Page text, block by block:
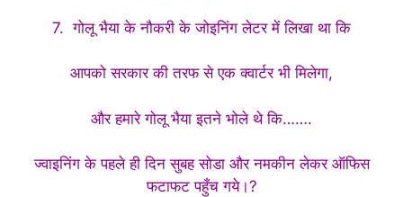
7. गोलू भैया के नौकरी के जोइनिंग लेटर में लिखा था कि
आपको सरकार की तरफ से एक क्वार्टर भी मिलेगा,
और हमारे गोलू भैया इतने भोले थे कि…….
ज्वाइनिंग के पहले ही दिन सुबह सोडा और नमकीन लेकर ऑफिस
फटाफट पहुँच गये।?